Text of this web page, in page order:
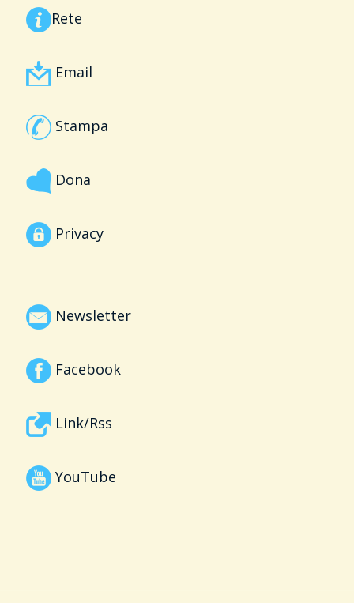
Rete
Email
Stampa
Dona
Privacy
Newsletter
Facebook
Link/Rss
YouTube